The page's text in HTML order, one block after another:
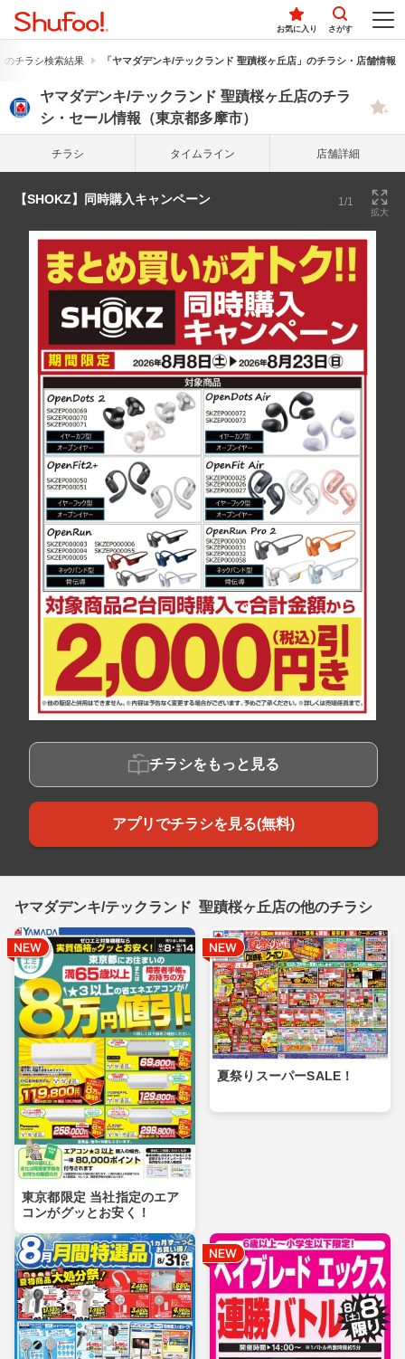
お気に入り さがす
のチラシ検索結果 「ヤマダデンキ/テックランド 聖蹟桜ヶ丘店」のチラシ・店舗情報
ヤマダデンキ/テックランド 聖蹟桜ヶ丘店のチラ
シ・セール情報（東京都多摩市）
チラシ タイム ライン 店舗詳細
【SHOKZ】同時購入キャンペーン 1/1
拡大
チラシをもっと見る
アプリでチラシを見る(無料)
ヤマダデンキ/テックランド 聖蹟桜ヶ丘店の他のチラシ
東京都限定 当社指定のエア
コンがグッとお安く！
夏祭りスーパーSALE！